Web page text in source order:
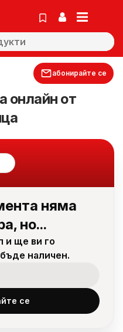
абонирайте се
онлайн от
няма
но...
и ще ви го
наличен.
се